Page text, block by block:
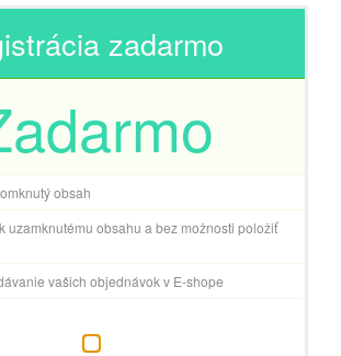
zadarmo
obsah
uzamknutému obsahu a bez možnosti položiť
vašich objednávok v E-shope